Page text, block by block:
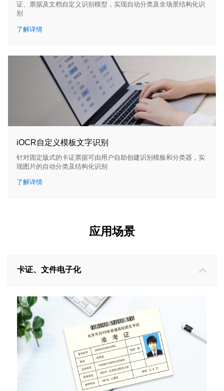
证、票据及文档自定义识别模型，实现自动分类及全场景结构化识
别
了解详情
iOCR自定义模板文字识别
针对固定版式的卡证票据可由用户自助创建识别模板和分类器，实
现图片的自动分类及结构化识别
了解详情
应用场景
卡证、文件电子化